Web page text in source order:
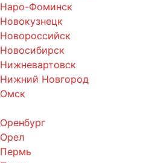
Наро-Фоминск
Новокузнецк
Новороссийск
Новосибирск
Нижневартовск
Нижний Новгород
Омск
Оренбург
Орел
Пермь